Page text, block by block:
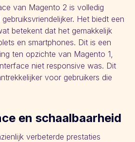
van Magento 2 is volledig
Het biedt een
betekent dat het gemakkelijk
en smartphones. Dit is een
ten opzichte van Magento 1,
niet responsive was. Dit
voor gebruikers die
en schaalbaarheid
verbeterde prestaties